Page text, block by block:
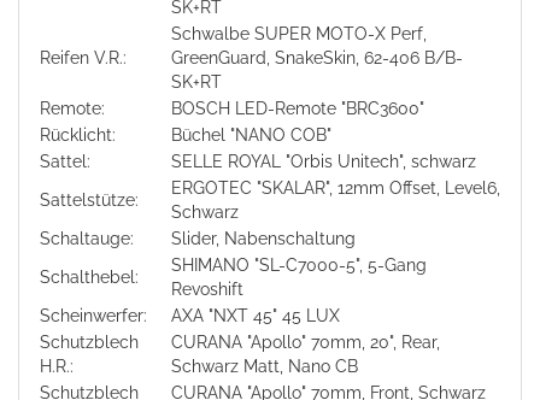
SK+RT
Reifen V.R.:
Schwalbe SUPER MOTO-X Perf,
GreenGuard, SnakeSkin, 62-406 B/B-
SK+RT
Remote:
BOSCH LED-Remote "BRC3600"
Rücklicht:
Büchel "NANO COB"
Sattel:
SELLE ROYAL "Orbis Unitech", schwarz
Sattelstütze:
ERGOTEC "SKALAR", 12mm Offset, Level6,
Schwarz
Schaltauge:
Slider, Nabenschaltung
Schalthebel:
SHIMANO "SL-C7000-5", 5-Gang
Revoshift
Scheinwerfer:
AXA "NXT 45" 45 LUX
Schutzblech
H.R.:
CURANA "Apollo" 70mm, 20", Rear,
Schwarz Matt, Nano CB
Schutzblech
CURANA "Apollo" 70mm, Front, Schwarz